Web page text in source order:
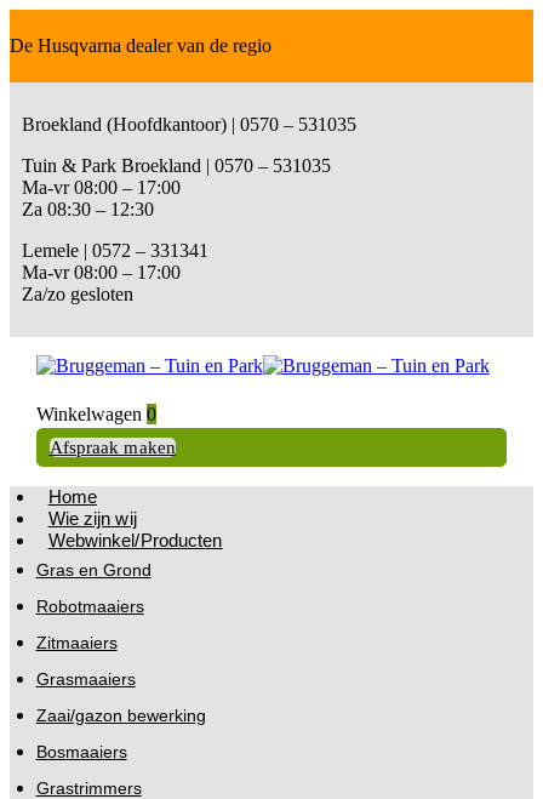
De Husqvarna dealer van de regio
Broekland (Hoofdkantoor) | 0570 – 531035
Tuin & Park Broekland | 0570 – 531035
Ma-vr 08:00 – 17:00
Za 08:30 – 12:30
Lemele | 0572 – 331341
Ma-vr 08:00 – 17:00
Za/zo gesloten
Winkelwagen 0
Afspraak maken
Home
Wie zijn wij
Webwinkel/Producten
Gras en Grond
Robotmaaiers
Zitmaaiers
Grasmaaiers
Zaai/gazon bewerking
Bosmaaiers
Grastrimmers